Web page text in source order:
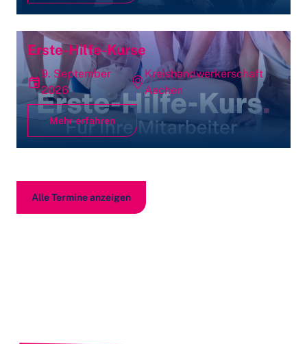
Erste-Hilfe-Kurse
9. September
2026
Kreishandwerkerschaft
Aachen
Mehr erfahren
Alle Termine anzeigen